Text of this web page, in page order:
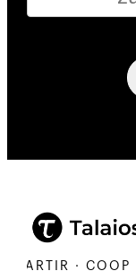
· COOP ·